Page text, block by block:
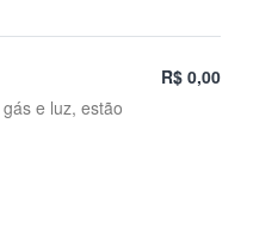
e luz, estão
R$ 0,00